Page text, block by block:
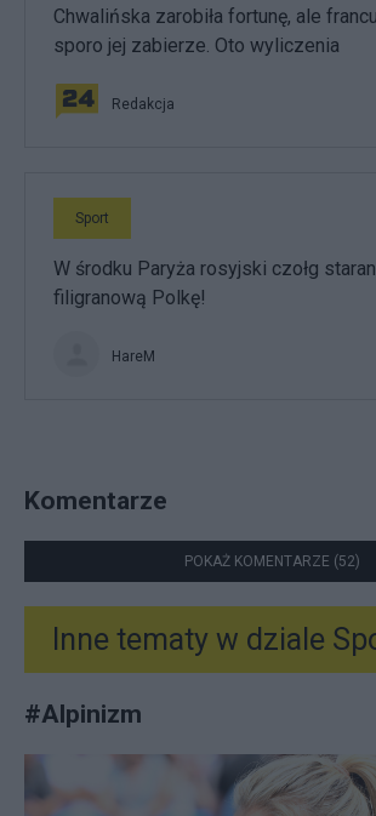
Chwalińska zarobiła fortunę, ale
sporo jej zabierze. Oto wyliczenia
Redakcja
Sport
W środku Paryża rosyjski czołg
filigranową Polkę!
HareM
Komentarze
POKAŻ KOMENTARZE (52)
Inne tematy w dziale
#Alpinizm